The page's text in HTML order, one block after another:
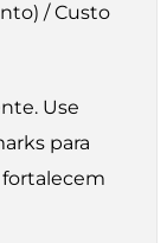
/ Custo
Use
para
fortalecem